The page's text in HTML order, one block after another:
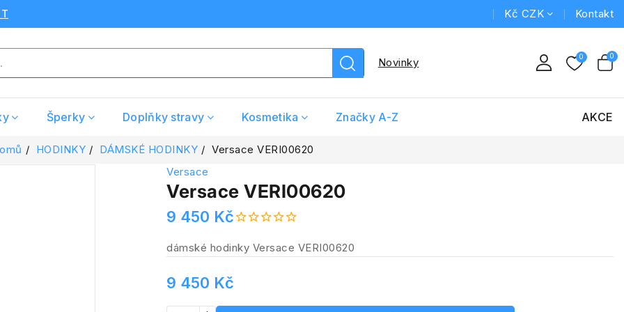
Kč CZK Kontakt
Novinky
Šperky Doplňky stravy Kosmetika Značky A-Z AKCE
HODINKY DÁMSKÉ HODINKY
Versace VERI00620
Versace
Versace VERI00620
9 450 Kč
dámské hodinky Versace VERI00620
9 450 Kč